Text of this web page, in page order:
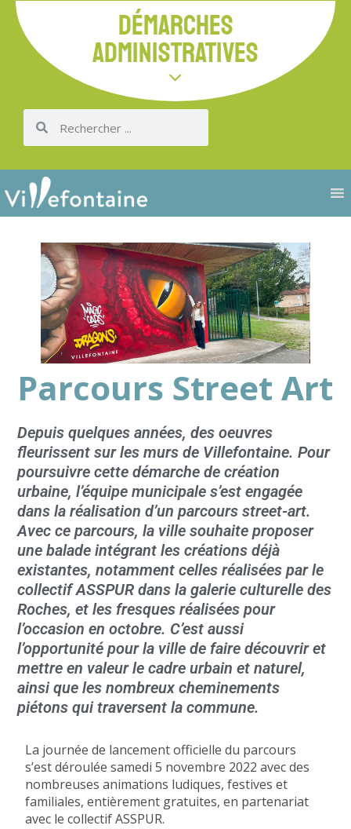
DÉMARCHES
ADMINISTRATIVES
Parcours Street Art
Depuis quelques années, des oeuvres
fleurissent sur les murs de Villefontaine. Pour
poursuivre cette démarche de création
urbaine, l’équipe municipale s’est engagée
dans la réalisation d’un parcours street-art.
Avec ce parcours, la ville souhaite proposer
une balade intégrant les créations déjà
existantes, notamment celles réalisées par le
collectif ASSPUR dans la galerie culturelle des
Roches, et les fresques réalisées pour
l’occasion en octobre. C’est aussi
l’opportunité pour la ville de faire découvrir et
mettre en valeur le cadre urbain et naturel,
ainsi que les nombreux cheminements
piétons qui traversent la commune.
La journée de lancement officielle du parcours
s’est déroulée samedi 5 novembre 2022 avec des
nombreuses animations ludiques, festives et
familiales, entièrement gratuites, en partenariat
avec le collectif ASSPUR.